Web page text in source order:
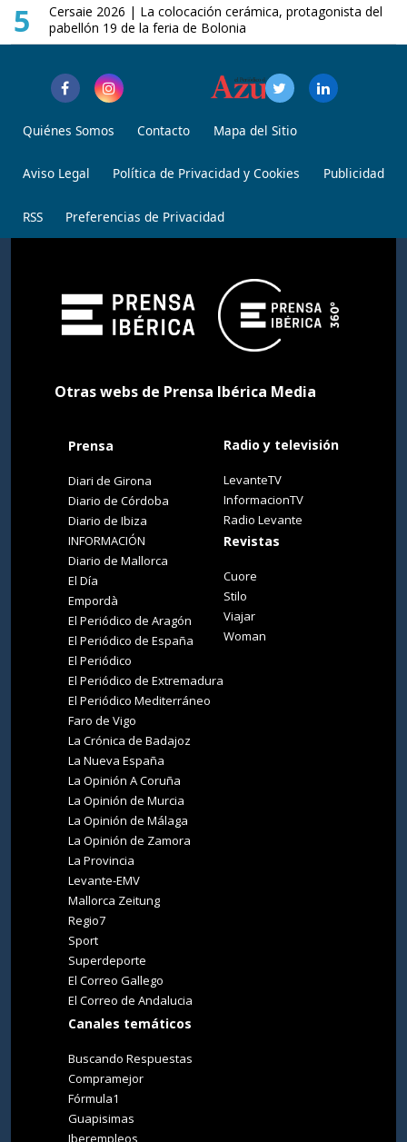
5
Cersaie 2026 | La colocación cerámica, protagonista del
pabellón 19 de la feria de Bolonia
Quiénes Somos Contacto Mapa del Sitio
Aviso Legal Política de Privacidad y Cookies Publicidad
RSS Preferencias de Privacidad
Otras webs de Prensa Ibérica Media
Prensa
Diari de Girona
Diario de Córdoba
Diario de Ibiza
INFORMACIÓN
Diario de Mallorca
El Día
Empordà
El Periódico de Aragón
El Periódico de España
El Periódico
El Periódico de Extremadura
El Periódico Mediterráneo
Faro de Vigo
La Crónica de Badajoz
La Nueva España
La Opinión A Coruña
La Opinión de Murcia
La Opinión de Málaga
La Opinión de Zamora
La Provincia
Levante-EMV
Mallorca Zeitung
Regio7
Sport
Superdeporte
El Correo Gallego
El Correo de Andalucia
Canales temáticos
Buscando Respuestas
Compramejor
Fórmula1
Guapisimas
Iberempleos
Radio y televisión
LevanteTV
InformacionTV
Radio Levante
Revistas
Cuore
Stilo
Viajar
Woman